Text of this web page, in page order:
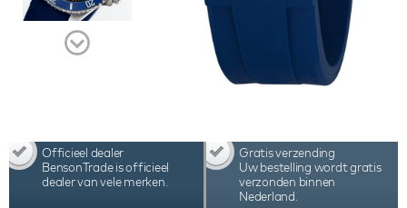
Officieel dealer
BensonTrade is officieel
dealer van vele merken.
Gratis verzending
Uw bestelling wordt gratis
verzonden binnen
Nederland.